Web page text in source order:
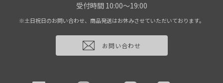
受付時間 10:00～19:00
※土日祝日のお問い合わせ、商品発送はお休みさせていただいております。
お問い合わせ